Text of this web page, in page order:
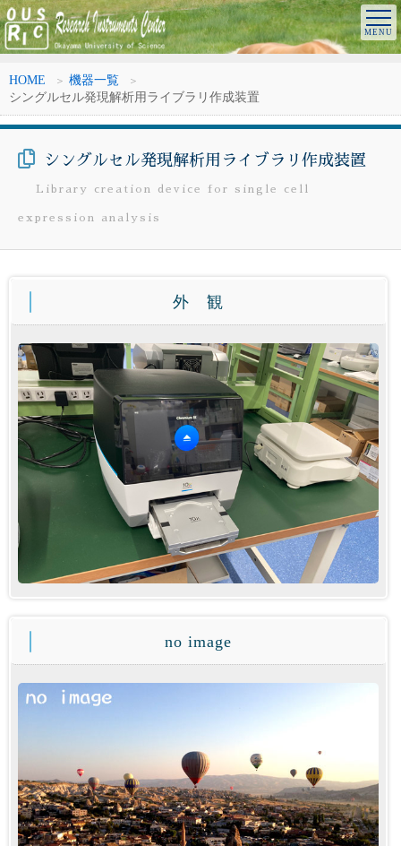
HOME
機器一覧
シングルセル発現解析用ライブラリ作成装置
シングルセル発現解析用ライブラリ作成装置
Library creation device for single cell
expression analysis
外 観
no image